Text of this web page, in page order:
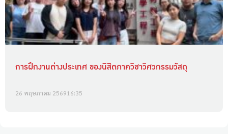
การฝึกงานต่างประเทศ ของนิสิตภาควิชาวิศวกรรมวัสดุ
26 พฤษภาคม 256916:35